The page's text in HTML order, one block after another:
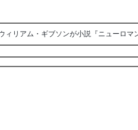
ィリアム・ギブソンが小説『ニューロマ